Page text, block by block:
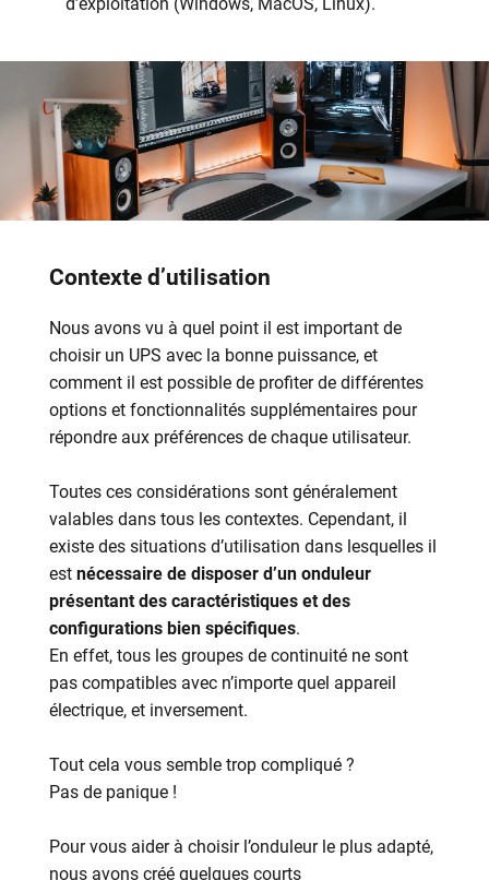
Contexte d’utilisation
Nous avons vu à quel point il est important de
choisir un UPS avec la bonne puissance, et
comment il est possible de profiter de différentes
options et fonctionnalités supplémentaires pour
répondre aux préférences de chaque utilisateur.
Toutes ces considérations sont généralement
valables dans tous les contextes. Cependant, il
existe des situations d’utilisation dans lesquelles il
est nécessaire de disposer d’un onduleur
présentant des caractéristiques et des
configurations bien spécifiques.
En effet, tous les groupes de continuité ne sont
pas compatibles avec n’importe quel appareil
électrique, et inversement.
Tout cela vous semble trop compliqué ?
Pas de panique !
Pour vous aider à choisir l’onduleur le plus adapté,
nous avons créé quelques courts